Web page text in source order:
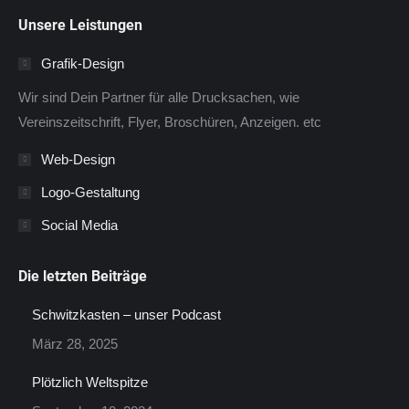
opens
window
opens
window
opens
window
Unsere Leistungen
Grafik-Design
Wir sind Dein Partner für alle Drucksachen, wie
Vereinszeitschrift, Flyer, Broschüren, Anzeigen. etc
Web-Design
Logo-Gestaltung
Social Media
Die letzten Beiträge
Schwitzkasten – unser Podcast
März 28, 2025
Plötzlich Weltspitze